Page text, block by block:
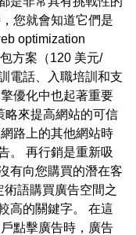
您就會知道它們是
optimization
方案（120 美元/
電話、入職培訓和支
優化中也起著重要
略來提高網站的可信
路上的其他網站時
。 再行銷是重新吸
有向您購買的潛在客
語購買廣告空間之
高的關鍵字。 在這
點擊廣告時，廣告